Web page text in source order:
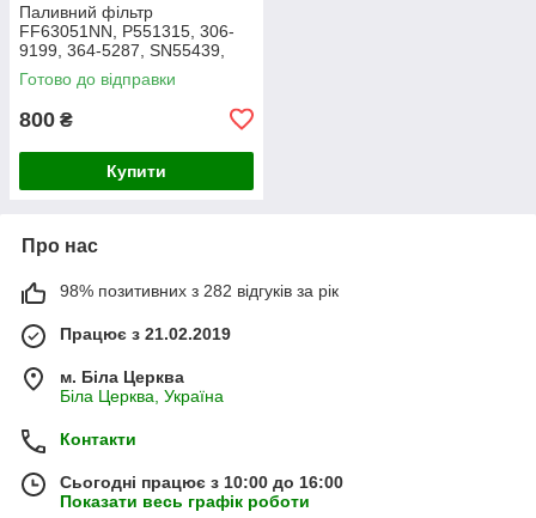
Паливний фільтр
FF63051NN, P551315, 306-
9199, 364-5287, SN55439,
1R0751, 1R0759, FF5815,
33626, SK3059, FC55151,
Готово до відправки
800 ₴
Купити
Про нас
98% позитивних з 282 відгуків за рік
Працює з 21.02.2019
м. Біла Церква
Біла Церква, Україна
Контакти
Сьогодні працює з 10:00 до 16:00
Показати весь графік роботи